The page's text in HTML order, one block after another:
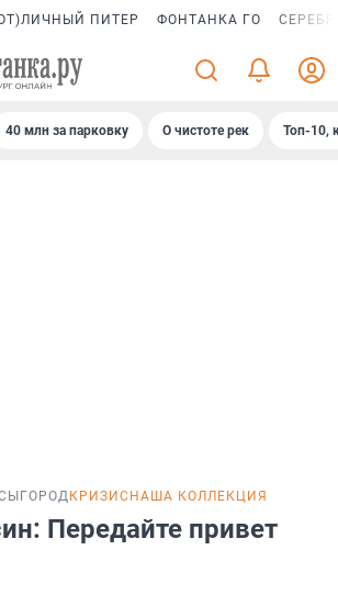
ПИТЕР ФОНТАНКА ГО
40 млн за парковку О чистоте рек Топ-10,
ГОРОД КРИЗИС НАША КОЛЛЕКЦИЯ
Передайте привет